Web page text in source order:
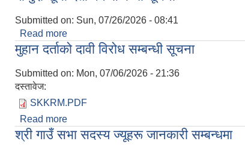
Submitted on: Sun, 07/26/2026 - 08:41
Read more
मुहान दर्ताको दावी विरोध सम्बन्धी सूचना
Submitted on: Mon, 07/06/2026 - 21:36
दस्तावेज:
SKKRM.PDF
Read more
श्री गाउँ सभा सदस्य ज्यूहरू जानकारी सम्बन्धमा